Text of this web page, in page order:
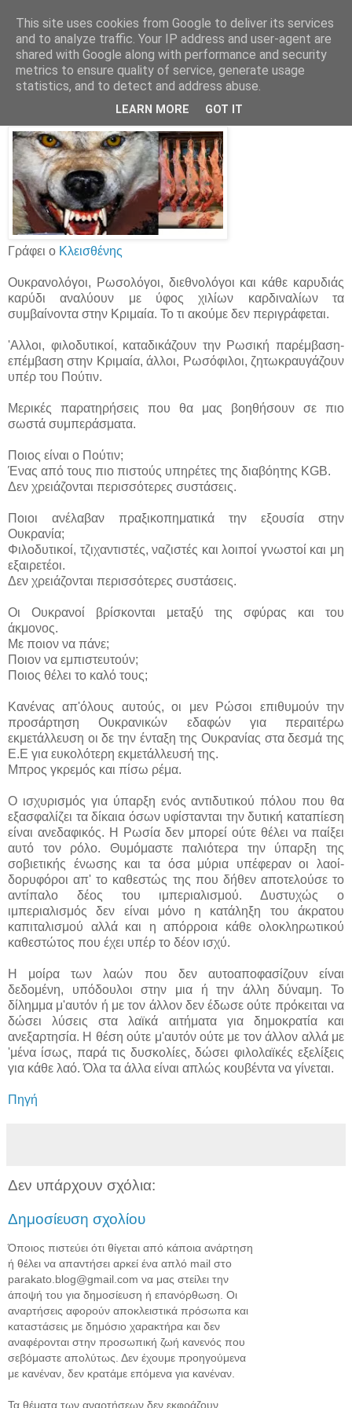
Parakato.gr
Στον λύκο ή στο τσιγκέλι;
Γράφει ο Κλεισθένης
Ουκρανολόγοι, Ρωσολόγοι, διεθνολόγοι και κάθε καρυδιάς
καρύδι αναλύουν με ύφος χιλίων καρδιναλίων τα
συμβαίνοντα στην Κριμαία. Το τι ακούμε δεν περιγράφεται.
'Αλλοι, φιλοδυτικοί, καταδικάζουν την Ρωσική παρέμβαση-
επέμβαση στην Κριμαία, άλλοι, Ρωσόφιλοι, ζητωκραυγάζουν
υπέρ του Πούτιν.
Μερικές παρατηρήσεις που θα μας βοηθήσουν σε πιο
σωστά συμπεράσματα.
Ποιος είναι ο Πούτιν;
Ένας από τους πιο πιστούς υπηρέτες της διαβόητης KGB.
Δεν χρειάζονται περισσότερες συστάσεις.
Ποιοι ανέλαβαν πραξικοπηματικά την εξουσία στην
Ουκρανία;
Φιλοδυτικοί, τζιχαντιστές, ναζιστές και λοιποί γνωστοί και μη
εξαιρετέοι.
Δεν χρειάζονται περισσότερες συστάσεις.
Οι Ουκρανοί βρίσκονται μεταξύ της σφύρας και του
άκμονος.
Με ποιον να πάνε;
Ποιον να εμπιστευτούν;
Ποιος θέλει το καλό τους;
Κανένας απ'όλους αυτούς, οι μεν Ρώσοι επιθυμούν την
προσάρτηση Ουκρανικών εδαφών για περαιτέρω
εκμετάλλευση οι δε την ένταξη της Ουκρανίας στα δεσμά της
Ε.Ε για ευκολότερη εκμετάλλευσή της.
Μπρος γκρεμός και πίσω ρέμα.
Ο ισχυρισμός για ύπαρξη ενός αντιδυτικού πόλου που θα
εξασφαλίζει τα δίκαια όσων υφίστανται την δυτική καταπίεση
είναι ανεδαφικός. Η Ρωσία δεν μπορεί ούτε θέλει να παίξει
αυτό τον ρόλο. Θυμόμαστε παλιότερα την ύπαρξη της
σοβιετικής ένωσης και τα όσα μύρια υπέφεραν οι λαοί-
δορυφόροι απ' το καθεστώς της που δήθεν αποτελούσε το
αντίπαλο δέος του ιμπεριαλισμού. Δυστυχώς ο
ιμπεριαλισμός δεν είναι μόνο η κατάληξη του άκρατου
καπιταλισμού αλλά και η απόρροια κάθε ολοκληρωτικού
καθεστώτος που έχει υπέρ το δέον ισχύ.
Η μοίρα των λαών που δεν αυτοαποφασίζουν είναι
δεδομένη, υπόδουλοι στην μια ή την άλλη δύναμη. Το
δίλημμα μ'αυτόν ή με τον άλλον δεν έδωσε ούτε πρόκειται να
δώσει λύσεις στα λαϊκά αιτήματα για δημοκρατία και
ανεξαρτησία. Η θέση ούτε μ'αυτόν ούτε με τον άλλον αλλά με
'μένα ίσως, παρά τις δυσκολίες, δώσει φιλολαϊκές εξελίξεις
για κάθε λαό. Όλα τα άλλα είναι απλώς κουβέντα να γίνεται.
Πηγή
Δεν υπάρχουν σχόλια:
Δημοσίευση σχολίου
Όποιος πιστεύει ότι θίγεται από κάποια ανάρτηση
ή θέλει να απαντήσει αρκεί ένα απλό mail στο
parakato.blog@gmail.com να μας στείλει την
άποψή του για δημοσίευση ή επανόρθωση. Οι
αναρτήσεις αφορούν αποκλειστικά πρόσωπα και
καταστάσεις με δημόσιο χαρακτήρα και δεν
αναφέρονται στην προσωπική ζωή κανενός που
σεβόμαστε απολύτως. Δεν έχουμε προηγούμενα
με κανέναν, δεν κρατάμε επόμενα για κανέναν.
Τα θέματα των αναρτήσεων δεν εκφράζουν
This site uses cookies from Google to deliver its services
and to analyze traffic. Your IP address and user-agent are
shared with Google along with performance and security
metrics to ensure quality of service, generate usage
statistics, and to detect and address abuse.
LEARN MORE GOT IT